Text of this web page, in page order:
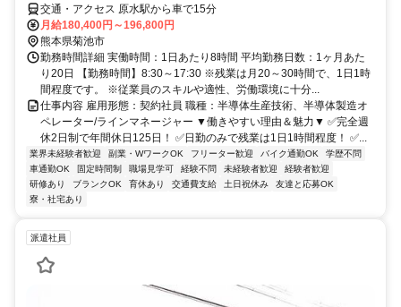
交通・アクセス 原水駅から車で15分
月給180,400円～196,800円
熊本県菊池市
勤務時間詳細 実働時間：1日あたり8時間 平均勤務日数：1ヶ月あた
り20日 【勤務時間】8:30～17:30 ※残業は月20～30時間で、1日1時
間程度です。 ※従業員のスキルや適性、労働環境に十分...
仕事内容 雇用形態：契約社員 職種：半導体生産技術、半導体製造オ
ペレーター/ラインマネージャー ▼働きやすい理由＆魅力▼ ✅完全週
休2日制で年間休日125日！ ✅日勤のみで残業は1日1時間程度！ ✅...
業界未経験者歓迎 副業・WワークOK フリーター歓迎 バイク通勤OK
学歴不問
車通勤OK
固定時間制 職場見学可 経験不問 未経験者歓迎
経験者歓迎
研修あり
ブランクOK 育休あり 交通費支給 土日祝休み
友達と応募OK
寮・社宅あり
派遣社員